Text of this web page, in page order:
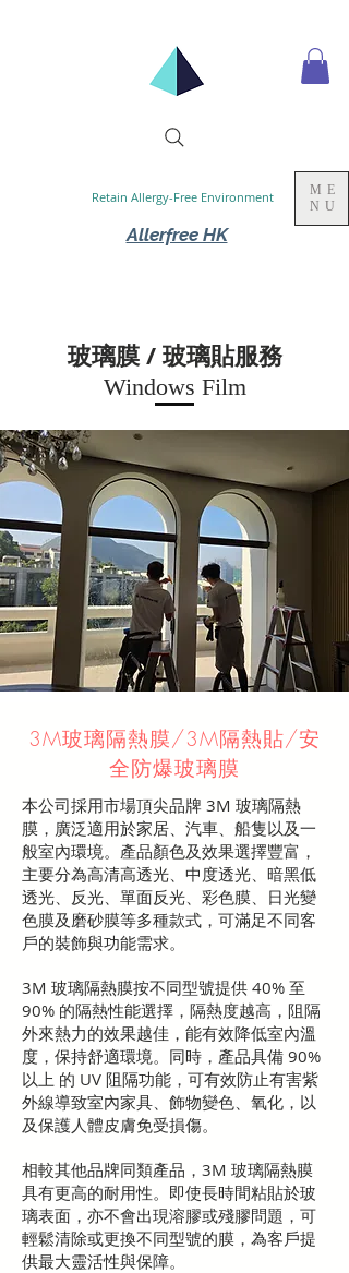
Allerfree HK
Retain Allergy-Free Environment
ME
NU
玻璃膜 / 玻璃貼服務
Windows Film
3M玻璃隔熱膜/3M隔熱貼/​安
全防爆玻璃膜
本公司採用市場頂尖品牌 3M 玻璃隔熱
膜，廣泛適用於家居、汽車、船隻以及一
般室內環境。產品顏色及效果選擇豐富，
主要分為高清高透光、中度透光、暗黑低
透光、反光、單面反光、彩色膜、日光變
色膜及磨砂膜等多種款式，可滿足不同客
戶的裝飾與功能需求。
3M 玻璃隔熱膜按不同型號提供 40% 至
90% 的隔熱性能選擇，隔熱度越高，阻隔
外來熱力的效果越佳，能有效降低室內溫
度，保持舒適環境。同時，產品具備 90%
以上 的 UV 阻隔功能，可有效防止有害紫
外線導致室內家具、飾物變色、氧化，以
及保護人體皮膚免受損傷。
相較其他品牌同類產品，3M 玻璃隔熱膜
具有更高的耐用性。即使長時間粘貼於玻
璃表面，亦不會出現溶膠或殘膠問題，可
輕鬆清除或更換不同型號的膜，為客戶提
供最大靈活性與保障。